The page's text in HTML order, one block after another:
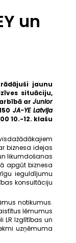
un
jaunu
situāciju,
arJunior
JA-YE Latvija
10.-12. klašu
biznesa idejas
likumdošanas
apgūt biznesa
ieguldījumu
konsultāciju
notikumus.
lēmumus
LR Izglītības un
uzņēmuma